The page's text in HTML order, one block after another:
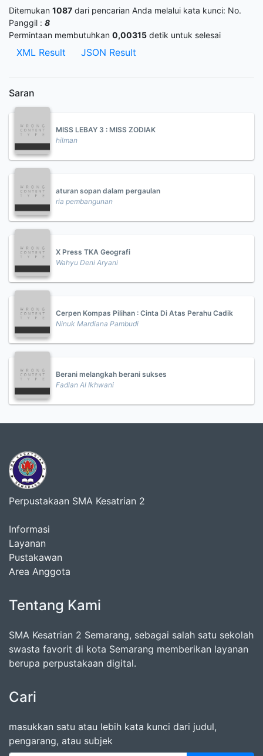
Ditemukan 1087 dari pencarian Anda melalui kata kunci: No.
Panggil : 8
Permintaan membutuhkan 0,00315 detik untuk selesai
XML Result JSON Result
Saran
MISS LEBAY 3 : MISS ZODIAK
hilman
aturan sopan dalam pergaulan
ria pembangunan
X Press TKA Geografi
Wahyu Deni Aryani
Cerpen Kompas Pilihan : Cinta Di Atas Perahu Cadik
Ninuk Mardiana Pambudi
Berani melangkah berani sukses
Fadlan Al Ikhwani
Perpustakaan SMA Kesatrian 2
Informasi
Layanan
Pustakawan
Area Anggota
Tentang Kami
SMA Kesatrian 2 Semarang, sebagai salah satu sekolah
swasta favorit di kota Semarang memberikan layanan
berupa perpustakaan digital.
Cari
masukkan satu atau lebih kata kunci dari judul,
pengarang, atau subjek